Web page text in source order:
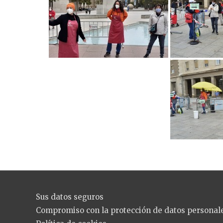
Sus datos seguros
Compromiso con la protección de datos